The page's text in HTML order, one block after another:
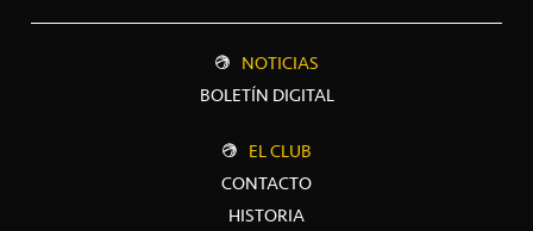
NOTICIAS
BOLETÍN DIGITAL
EL CLUB
CONTACTO
HISTORIA